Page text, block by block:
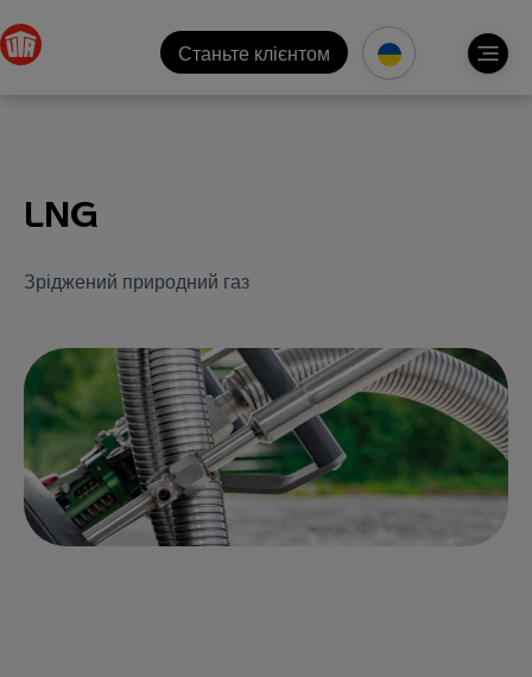
Станьте клієнтом
LNG
Зріджений природний газ